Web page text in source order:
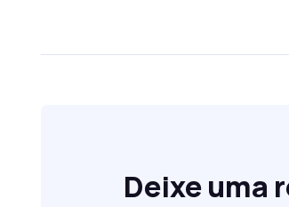
Deixe uma